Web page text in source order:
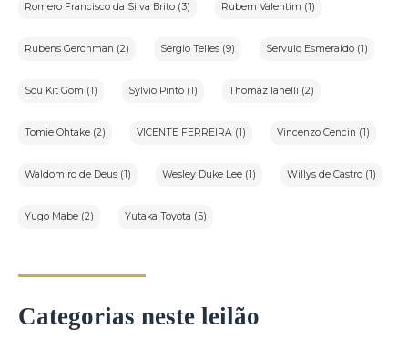
Romero Francisco da Silva Brito (3) Rubem Valentim (1)
Rubens Gerchman (2) Sergio Telles (9) Servulo Esmeraldo (1)
Sou Kit Gom (1) Sylvio Pinto (1) Thomaz Ianelli (2)
Tomie Ohtake (2) VICENTE FERREIRA (1) Vincenzo Cencin (1)
Waldomiro de Deus (1) Wesley Duke Lee (1) Willys de Castro (1)
Yugo Mabe (2) Yutaka Toyota (5)
Categorias neste leilão